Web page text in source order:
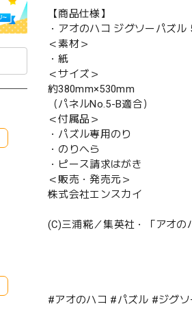
【商品仕様】
・アオのハコ ジグソーパズ
＜素材＞
・紙
＜サイズ＞
約380mm×530mm
（パネルNo.5-B適合）
＜付属品＞
・パズル専用のり
・のりへら
・ピース請求はがき
＜販売・発売元＞
株式会社エンスカイ
(C)三浦糀／集英社・「アオの
#アオのハコ #パズル #ジグソ